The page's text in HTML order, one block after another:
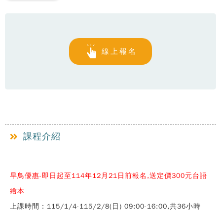
線上報名
課程介紹
早鳥優惠-即日起至114年12月21日前報名,送定價300元台語
繪本
上課時間：115/1/4-115/2/8(日) 09:00-16:00,共36小時